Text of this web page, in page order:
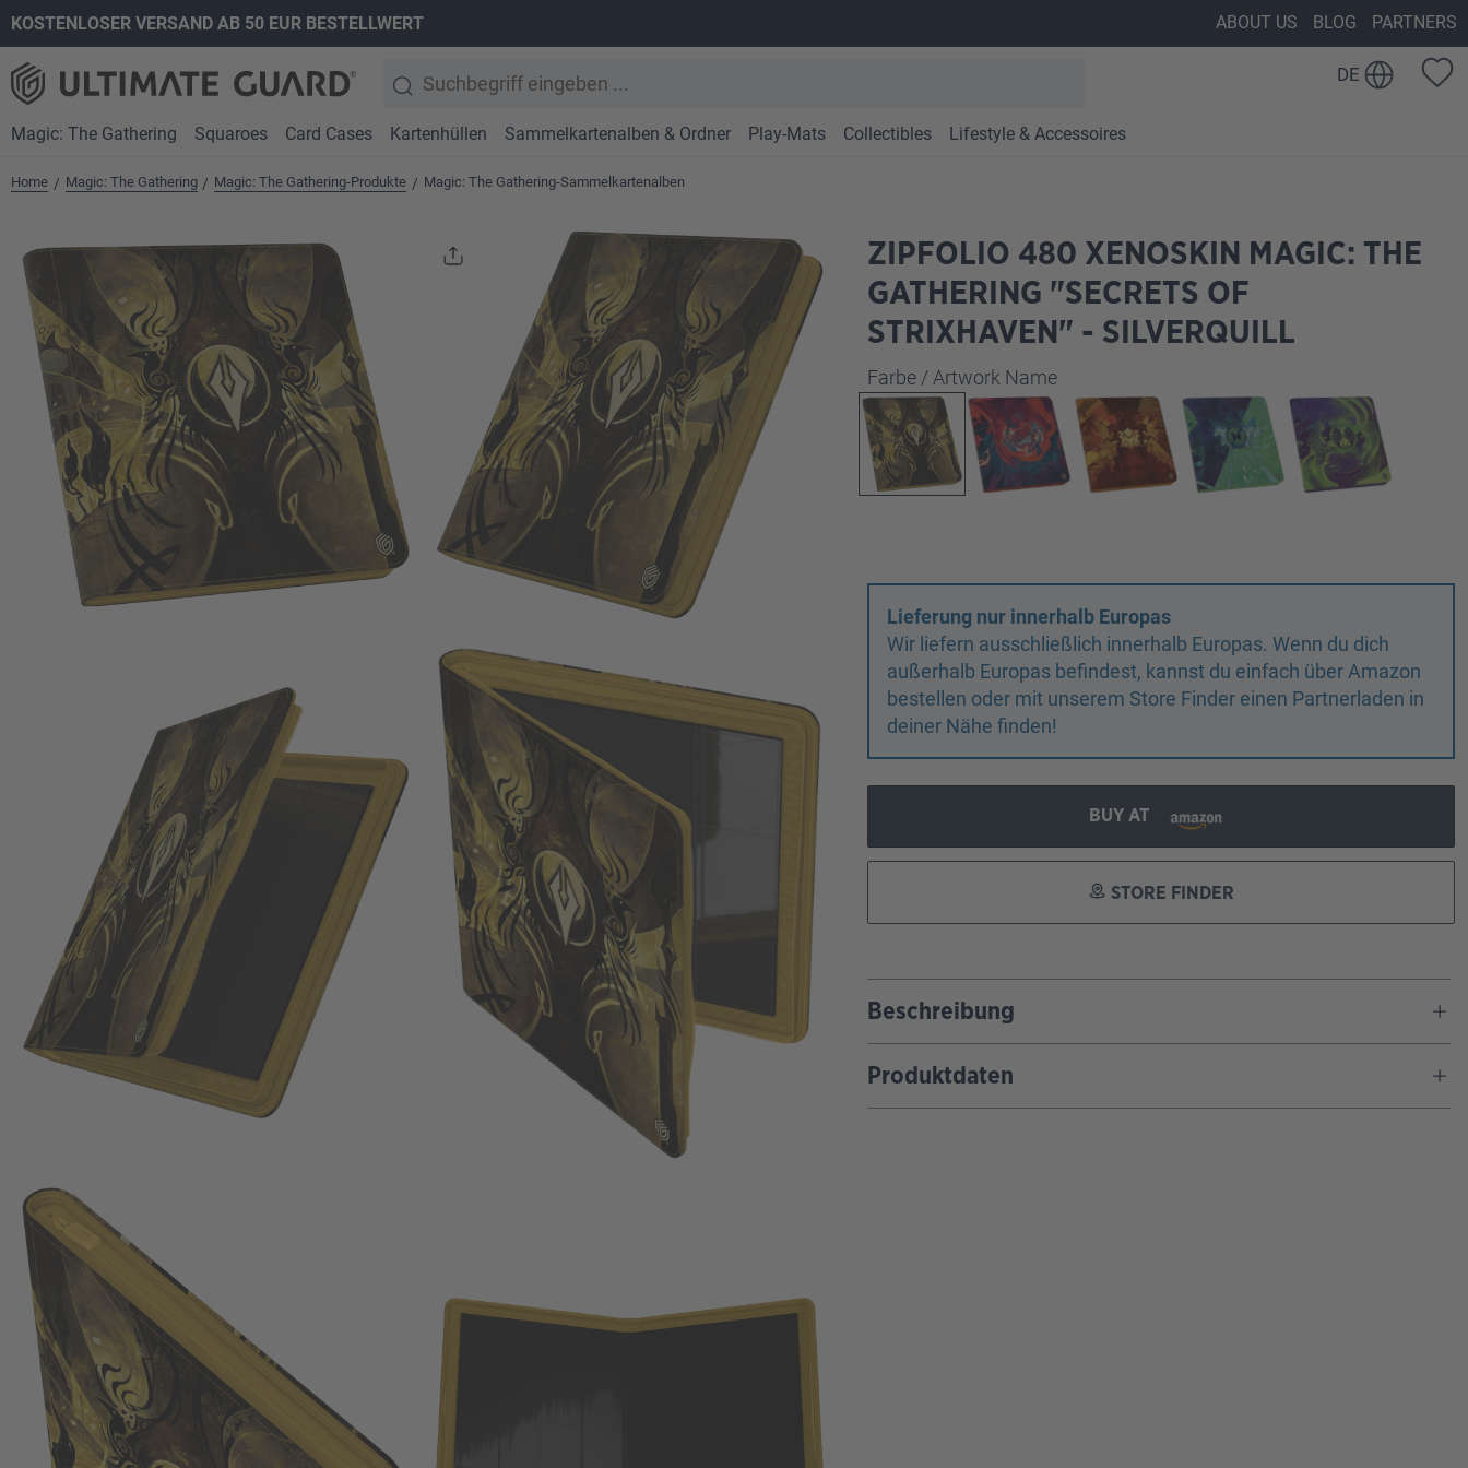
Zur Hauptnavigation springen
KOSTENLOSER VERSAND AB 50 EUR BESTELLWERT ABOUT US BLOG PARTNERS
DE
Magic: The Gathering Squaroes Card Cases Kartenhüllen Sammelkartenalben & Ordner Play-Mats Collectibles Lifestyle & Accessoires
Home / Magic: The Gathering / Magic: The Gathering-Produkte / Magic: The Gathering-Sammelkartenalben
ZIPFOLIO 480 XENOSKIN MAGIC: THE
GATHERING "SECRETS OF
STRIXHAVEN" - SILVERQUILL
Farbe / Artwork Nameauswählen
Lieferung nur innerhalb Europas
Wir liefern ausschließlich innerhalb Europas. Wenn du dich
außerhalb Europas befindest, kannst du einfach über Amazon
bestellen oder mit unserem Store Finder einen Partnerladen in
deiner Nähe finden!
BUY AT
STORE FINDER
Beschreibung
Produktdaten